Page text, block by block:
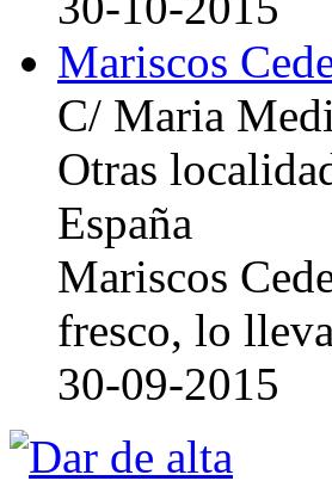
Mariscos
C/ Maria
Otras
España
Mariscos
fresco, lo
30-09-2015